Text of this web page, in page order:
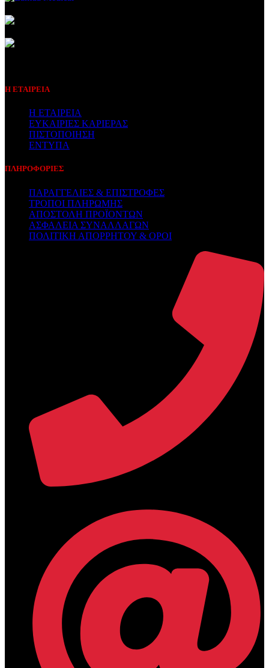
Η ΕΤΑΙΡΕΙΑ
Η ΕΤΑΙΡΕΙΑ
ΕΥΚΑΙΡΙΕΣ ΚΑΡΙΕΡΑΣ
ΠΙΣΤΟΠΟΙΗΣΗ
ΕΝΤΥΠΑ
ΠΛΗΡΟΦΟΡΙΕΣ
ΠΑΡΑΓΓΕΛΙΕΣ & ΕΠΙΣΤΡΟΦΕΣ
ΤΡΟΠΟΙ ΠΛΗΡΩΜΗΣ
ΑΠΟΣΤΟΛΗ ΠΡΟΪΟΝΤΩΝ
ΑΣΦΑΛΕΙΑ ΣΥΝΑΛΛΑΓΩΝ
ΠΟΛΙΤΙΚΗ ΑΠΟΡΡΗΤΟΥ & ΟΡΟΙ